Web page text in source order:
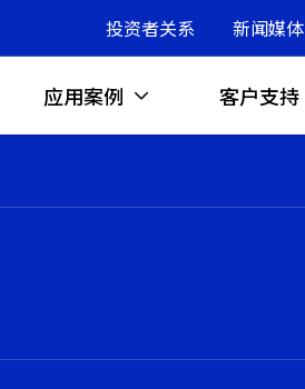
投资者关系 新闻媒体
应用案例 客户支持